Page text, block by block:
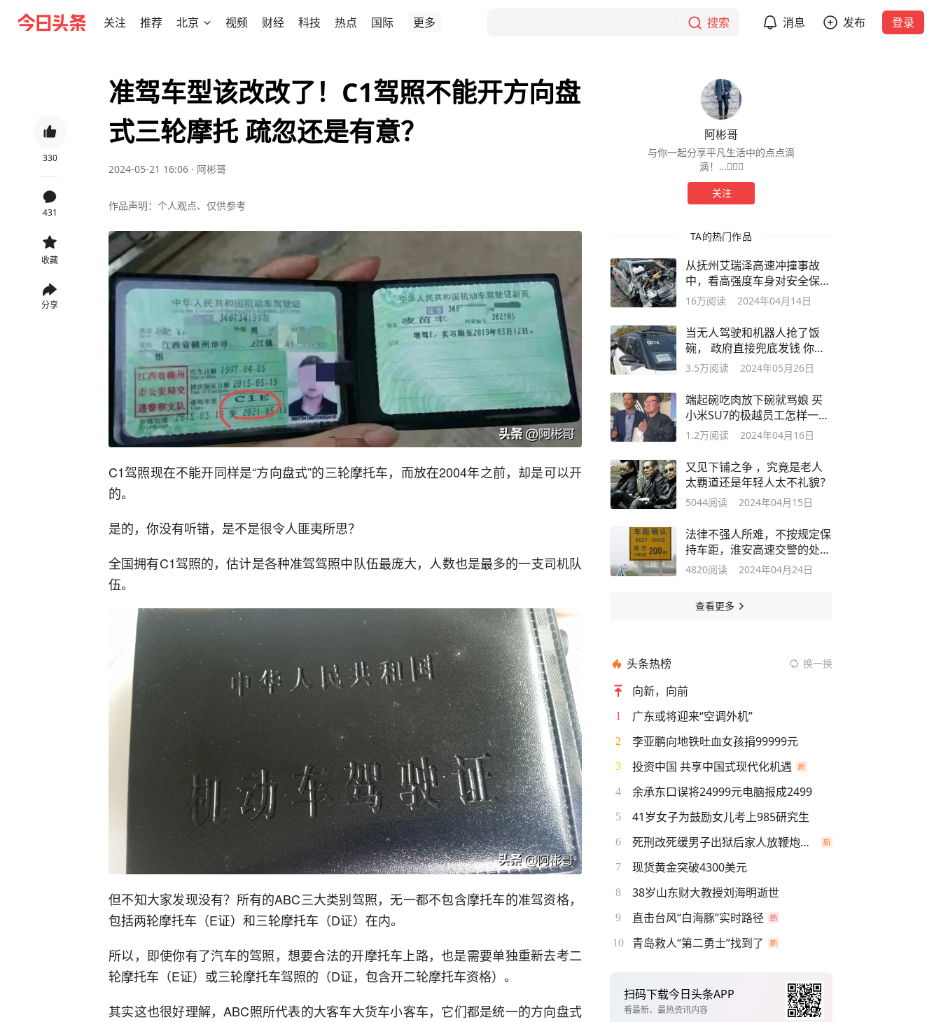
关注 推荐 北京 视频 财经 科技 热点 国际 更多 搜索 消息 发布 登录
330
431
收藏
分享
准驾车型该改改了！C1驾照不能开方向盘
式三轮摩托 疏忽还是有意？
2024-05-21 16:06 · 阿彬哥
作品声明：个人观点、仅供参考
C1驾照现在不能开同样是“方向盘式”的三轮摩托车，而放在2004年之前，却是可以开
的。
是的，你没有听错，是不是很令人匪夷所思？
全国拥有C1驾照的，估计是各种准驾驾照中队伍最庞大，人数也是最多的一支司机队
伍。
但不知大家发现没有？所有的ABC三大类别驾照，无一都不包含摩托车的准驾资格，
包括两轮摩托车（E证）和三轮摩托车（D证）在内。
所以，即使你有了汽车的驾照，想要合法的开摩托车上路，也是需要单独重新去考二
轮摩托车（E证）或三轮摩托车驾照的（D证，包含开二轮摩托车资格）。
其实这也很好理解，ABC照所代表的大客车大货车小客车，它们都是统一的方向盘式
阿彬哥
与你一起分享平凡生活中的点点滴
滴！…🚶🏻‍♂️
关注
TA的热门作品
从抚州艾瑞泽高速冲撞事故
中，看高强度车身对安全保护
的重要性！
16万阅读 2024年04月14日
当无人驾驶和机器人抢了饭
碗， 政府直接兜底发钱 你只
管享受生活！
3.5万阅读 2024年05月26日
端起碗吃肉放下碗就骂娘 买
小米SU7的极越员工怎样一步
步走到黑？
1.2万阅读 2024年04月16日
又见下铺之争 ，究竟是老人
太覇道还是年轻人太不礼貌？
5044阅读 2024年04月15日
法律不强人所难，不按规定保
持车距，淮安高速交警的处罚
有问题吗
4820阅读 2024年04月24日
查看更多
头条热榜 换一换
向新，向前
1 广东或将迎来“空调外机”
2 李亚鹏向地铁吐血女孩捐99999元
3 投资中国 共享中国式现代化机遇
4 余承东口误将24999元电脑报成2499
5 41岁女子为鼓励女儿考上985研究生
6 死刑改死缓男子出狱后家人放鞭炮庆祝
7 现货黄金突破4300美元
8 38岁山东财大教授刘海明逝世
9 直击台风“白海豚”实时路径
10 青岛救人“第二勇士”找到了
扫码下载今日头条APP
看最新、最热资讯内容